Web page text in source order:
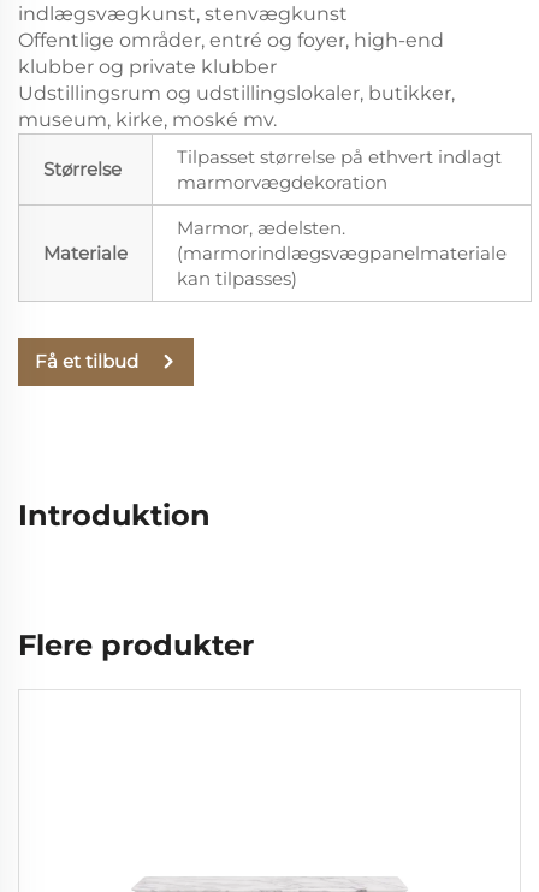
indlægsvægkunst, stenvægkunst
Offentlige områder, entré og foyer, high-end
klubber og private klubber
Udstillingsrum og udstillingslokaler, butikker,
museum, kirke, moské mv.
Størrelse
Tilpasset størrelse på ethvert indlagt
marmorvægdekoration
Materiale
Marmor, ædelsten.
(marmorindlægsvægpanelmateriale
kan tilpasses)
Få et tilbud
Introduktion
Flere produkter